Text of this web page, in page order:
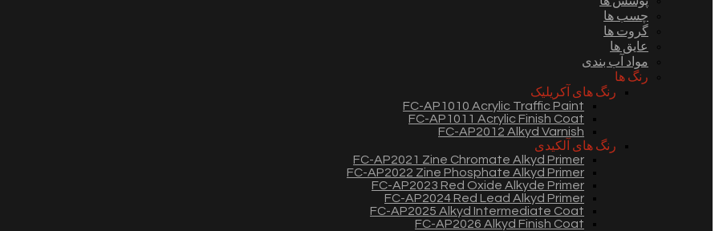
چسب ها
گروت ها
عایق ها
مواد آب بندی
رنگ ها
رنگ های آکریلیک
FC-AP1010 Acrylic Traffic Paint
FC-AP1011 Acrylic Finish Coat
FC-AP2012 Alkyd Varnish
رنگ های آلکیدی
FC-AP2021 Zine Chromate Alkyd Primer
FC-AP2022 Zine Phosphate Alkyd Primer
FC-AP2023 Red Oxide Alkyde Primer
FC-AP2024 Red Lead Alkyd Primer
FC-AP2025 Alkyd Intermediate Coat
FC-AP2026 Alkyd Finish Coat